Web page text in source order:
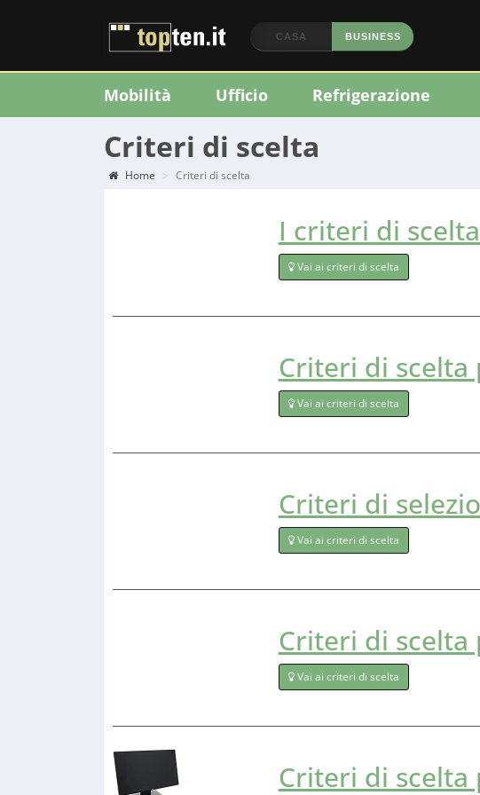
CASA BUSINESS
Mobilità Ufficio Refrigerazione
Criteri di scelta
Home Criteri di scelta
I criteri di
Vai ai criteri di scelta
Criteri di
Vai ai criteri di scelta
Criteri di
Vai ai criteri di scelta
Criteri di
Vai ai criteri di scelta
Criteri di